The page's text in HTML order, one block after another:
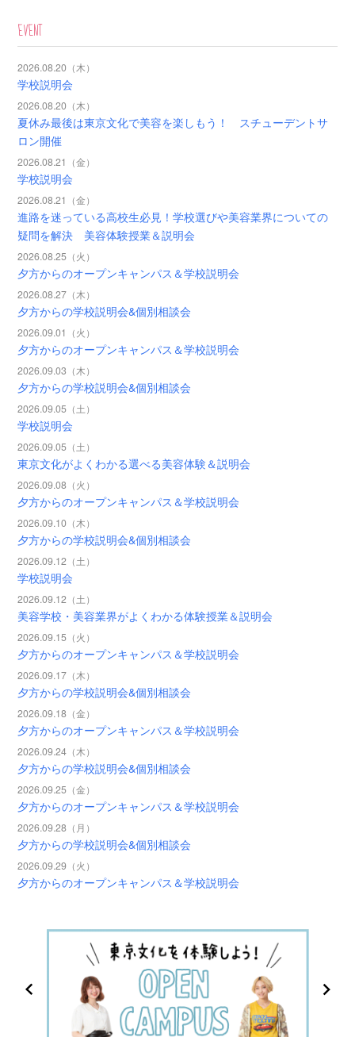
EVENT
2026.08.20（木）
学校説明会
2026.08.20（木）
夏休み最後は東京文化で美容を楽しもう！ スチューデントサ
ロン開催
2026.08.21（金）
学校説明会
2026.08.21（金）
進路を迷っている高校生必見！学校選びや美容業界についての
疑問を解決 美容体験授業＆説明会
2026.08.25（火）
夕方からのオープンキャンパス＆学校説明会
2026.08.27（木）
夕方からの学校説明会&個別相談会
2026.09.01（火）
夕方からのオープンキャンパス＆学校説明会
2026.09.03（木）
夕方からの学校説明会&個別相談会
2026.09.05（土）
学校説明会
2026.09.05（土）
東京文化がよくわかる選べる美容体験＆説明会
2026.09.08（火）
夕方からのオープンキャンパス＆学校説明会
2026.09.10（木）
夕方からの学校説明会&個別相談会
2026.09.12（土）
学校説明会
2026.09.12（土）
美容学校・美容業界がよくわかる体験授業＆説明会
2026.09.15（火）
夕方からのオープンキャンパス＆学校説明会
2026.09.17（木）
夕方からの学校説明会&個別相談会
2026.09.18（金）
夕方からのオープンキャンパス＆学校説明会
2026.09.24（木）
夕方からの学校説明会&個別相談会
2026.09.25（金）
夕方からのオープンキャンパス＆学校説明会
2026.09.28（月）
夕方からの学校説明会&個別相談会
2026.09.29（火）
夕方からのオープンキャンパス＆学校説明会